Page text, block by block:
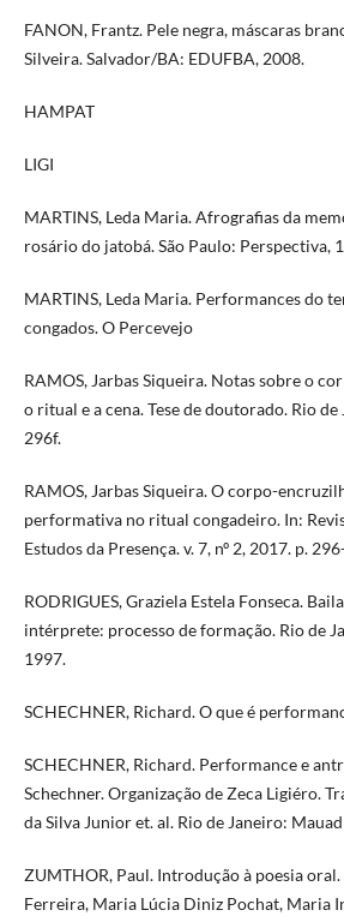
FANON, Frantz. Pele negra, máscaras
Silveira. Salvador/BA: EDUFBA, 2008.
HAMPAT
LIGI
MARTINS, Leda Maria. Afrografias da
rosário do jatobá. São Paulo: Perspectiva,
MARTINS, Leda Maria. Performances do
congados. O Percevejo
RAMOS, Jarbas Siqueira. Notas sobre o
o ritual e a cena. Tese de doutorado. Rio
296f.
RAMOS, Jarbas Siqueira. O corpo-
performativa no ritual congadeiro. In:
Estudos da Presença. v. 7, nº 2, 2017. p.
RODRIGUES, Graziela Estela Fonseca.
intérprete: processo de formação. Rio de
1997.
SCHECHNER, Richard. O que é
SCHECHNER, Richard. Performance e
Schechner. Organização de Zeca Ligiéro.
da Silva Junior et. al. Rio de Janeiro:
ZUMTHOR, Paul. Introdução à poesia oral.
Ferreira, Maria Lúcia Diniz Pochat, Maria